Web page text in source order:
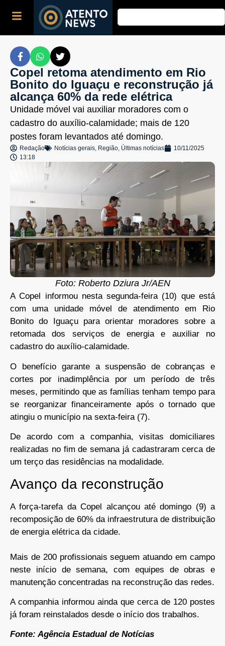
Copel retoma atendimento em Rio
Bonito do Iguaçu e reconstrução já
alcança 60% da rede elétrica
Unidade móvel vai auxiliar moradores com o
cadastro do auxílio-calamidade; mais de 120
postes foram levantados até domingo.
Redação Notícias gerais, Região, Últimas notícias
10/11/2025
13:18
Foto: Roberto Dziura Jr/AEN
A Copel informou nesta segunda-feira (10) que está
com uma unidade móvel de atendimento em Rio
Bonito do Iguaçu para orientar moradores sobre a
retomada dos serviços de energia e auxiliar no
cadastro do auxílio-calamidade.
O benefício garante a suspensão de cobranças e
cortes por inadimplência por um período de três
meses, permitindo que as famílias tenham tempo para
se reorganizar financeiramente após o tornado que
atingiu o município na sexta-feira (7).
De acordo com a companhia, visitas domiciliares
realizadas no fim de semana já cadastraram cerca de
um terço das residências na modalidade.
Avanço da reconstrução
A força-tarefa da Copel alcançou até domingo (9) a
recomposição de 60% da infraestrutura de distribuição
de energia elétrica da cidade.
Mais de 200 profissionais seguem atuando em campo
neste início de semana, com equipes de obras e
manutenção concentradas na reconstrução das redes.
A companhia informou ainda que cerca de 120 postes
já foram reinstalados desde o início dos trabalhos.
Fonte: Agência Estadual de Notícias